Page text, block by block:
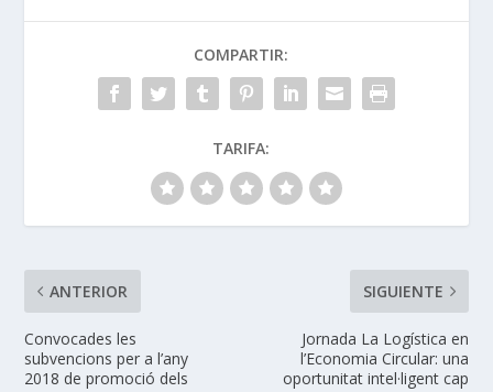
COMPARTIR:
TARIFA:
ANTERIOR
Convocades les
subvencions per a l’any
2018 de promoció dels
SIGUIENTE
Jornada La Logística en
l’Economia Circular: una
oportunitat intel·ligent cap